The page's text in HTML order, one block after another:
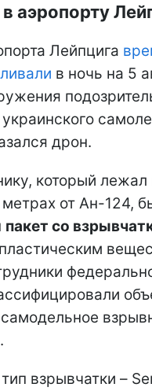
аэропорту
Лейпцига
в ночь на 5
дрон.
который лежал
метрах от Ан-124,
пакет со
взрывчатки –